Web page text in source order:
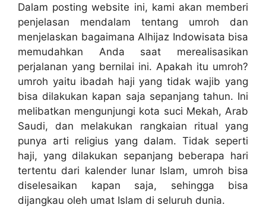
Dalam posting website ini, kami akan memberi
penjelasan mendalam tentang umroh dan
menjelaskan bagaimana Alhijaz Indowisata bisa
memudahkan Anda saat merealisasikan
perjalanan yang bernilai ini. Apakah itu umroh?
umroh yaitu ibadah haji yang tidak wajib yang
bisa dilakukan kapan saja sepanjang tahun. Ini
melibatkan mengunjungi kota suci Mekah, Arab
Saudi, dan melakukan rangkaian ritual yang
punya arti religius yang dalam. Tidak seperti
haji, yang dilakukan sepanjang beberapa hari
tertentu dari kalender lunar Islam, umroh bisa
diselesaikan kapan saja, sehingga bisa
dijangkau oleh umat Islam di seluruh dunia.